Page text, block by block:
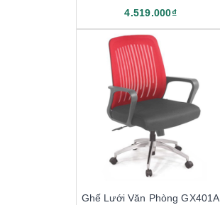
4.519.000₫
Ghế Lưới Văn Phòng GX401A